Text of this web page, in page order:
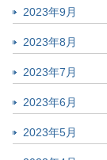
2023年9月
2023年8月
2023年7月
2023年6月
2023年5月